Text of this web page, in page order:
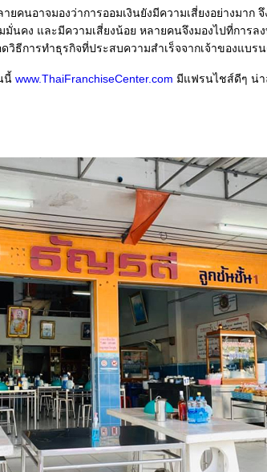
คนอาจมองว่าการออมเงินยังมีความเสี่ยงอย่างมาก
คง และมีความเสี่ยงน้อย หลายคนจึงมองไปที่การล
ธีการทำธุรกิจที่ประสบความสำเร็จจากเจ้าของแบร
นี้ www.ThaiFranchiseCenter.com มีแฟรนไชส์ดีๆ น่า